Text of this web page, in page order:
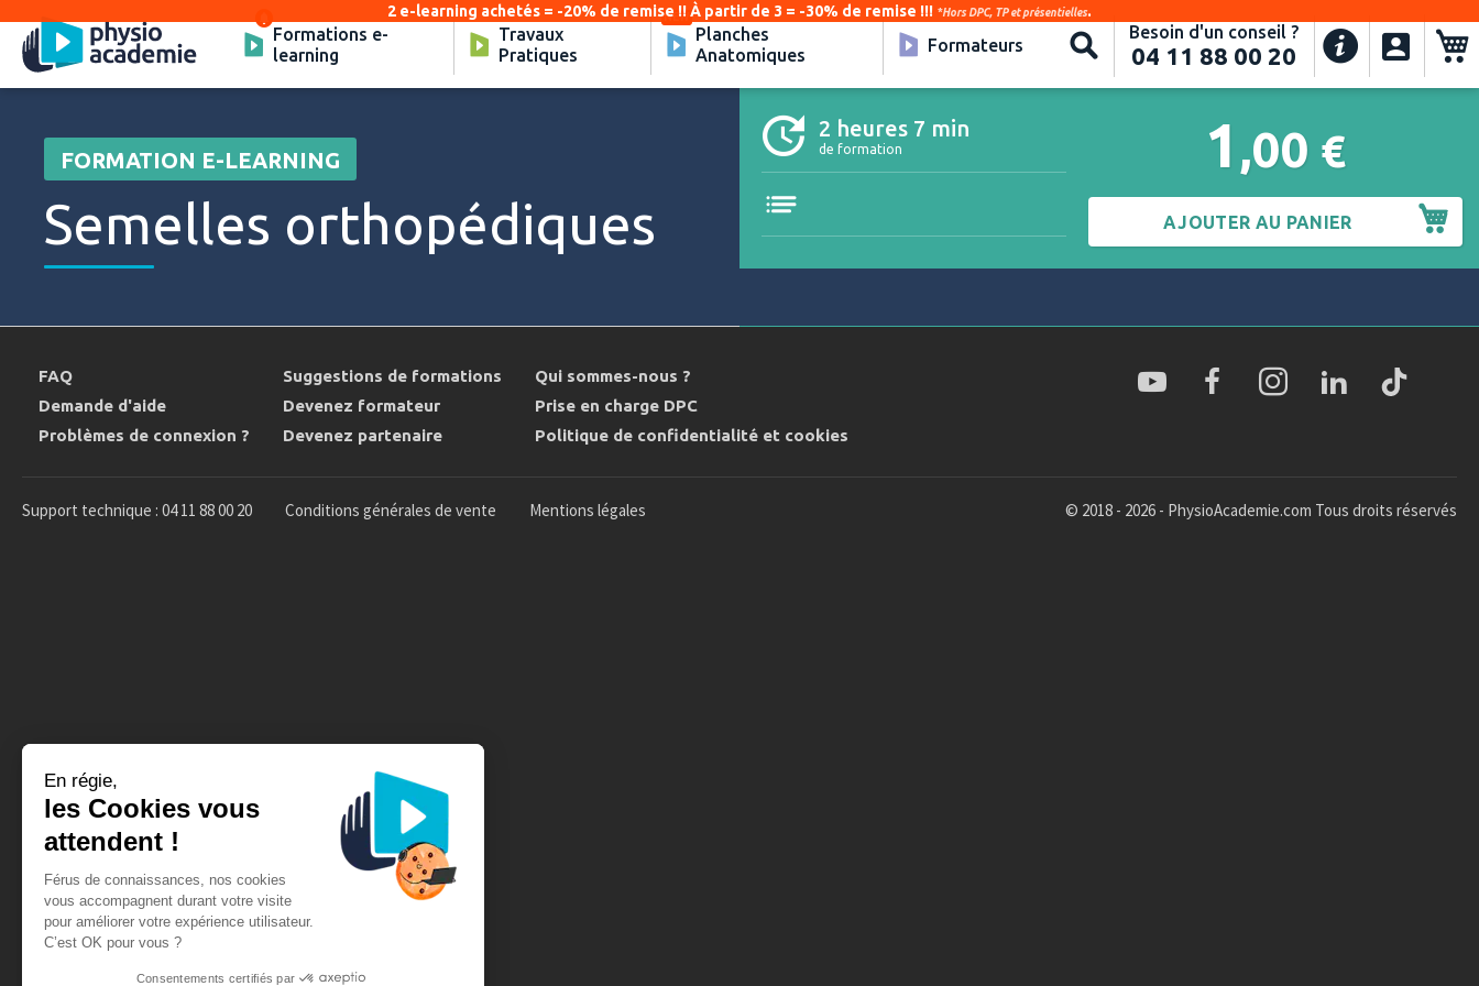
Formations e-
learning
Travaux
Pratiques
Planches
Anatomiques
Formateurs Recherche
Besoin d'un conseil ?
04 11 88 00 20
2 e-learning achetés = -20% de remise !! À partir de 3 = -30% de remise !!! *Hors DPC, TP et présentielles.
FORMATION E-LEARNING
Semelles orthopédiques
2 heures 7 min
de formation 1 ,00 €
AJOUTER AU PANIER
FAQ
Demande d'aide
Problèmes de connexion ?
Suggestions de formations
Devenez formateur
Devenez partenaire
Qui sommes-nous ?
Prise en charge DPC
Politique de confidentialité et cookies
Support technique : 04 11 88 00 20 Conditions générales de vente Mentions légales © 2018 - 2026 - PhysioAcademie.com Tous droits réservés
En régie,
les Cookies vous
attendent !
Férus de connaissances, nos cookies
vous accompagnent durant votre visite
pour améliorer votre expérience utilisateur.
C’est OK pour vous ?
Consentements certifiés par